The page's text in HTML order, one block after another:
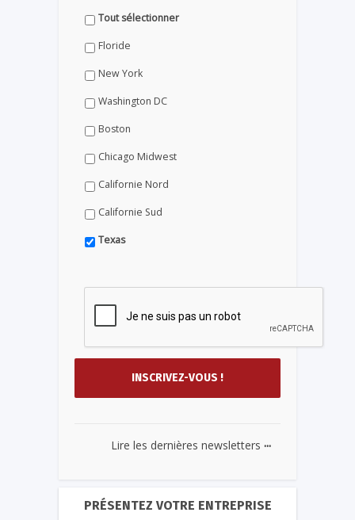
Tout sélectionner
Floride
New York
Washington DC
Boston
Chicago Midwest
Californie Nord
Californie Sud
Texas
Lire les dernières newsletters ...
PRÉSENTEZ VOTRE ENTREPRISE